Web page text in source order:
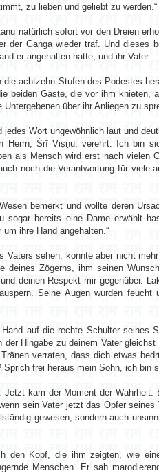
zu lieben und geliebt zu werden.“
natürlich sofort vor den Dreien
Gaṅgā wieder traf. Und dieses
er angehalten hatte, und ihr Vater.
achtzehn Stufen des Podestes
beiden Gäste, die vor ihm knieten,
über ihr Anliegen zu
Wort ungewöhnlich laut und
Herrn, Śrī Viṣṇu, verehrt. Ich bin
als Mensch wird erst nach vielen
noch die Verantwortung für viele
bemerkt und wollte deren
sogar bereits eine Dame erwählt
ihre Hand angehalten.“
sehen, konnte aber nicht
deines Zögerns, ihm seinen
deinen Respekt mir gegenüber.
Seine Augen wurden
auf die rechte Schulter seines
Hingabe zu deinem Vater
verraten, dass dich etwas
frei heraus mein Sohn, ich bin
kam der Moment der
sein Vater jetzt das Opfer
gewesen, sondern auch
den Kopf, die ihm zeigten, wie
Menschen. Er sah